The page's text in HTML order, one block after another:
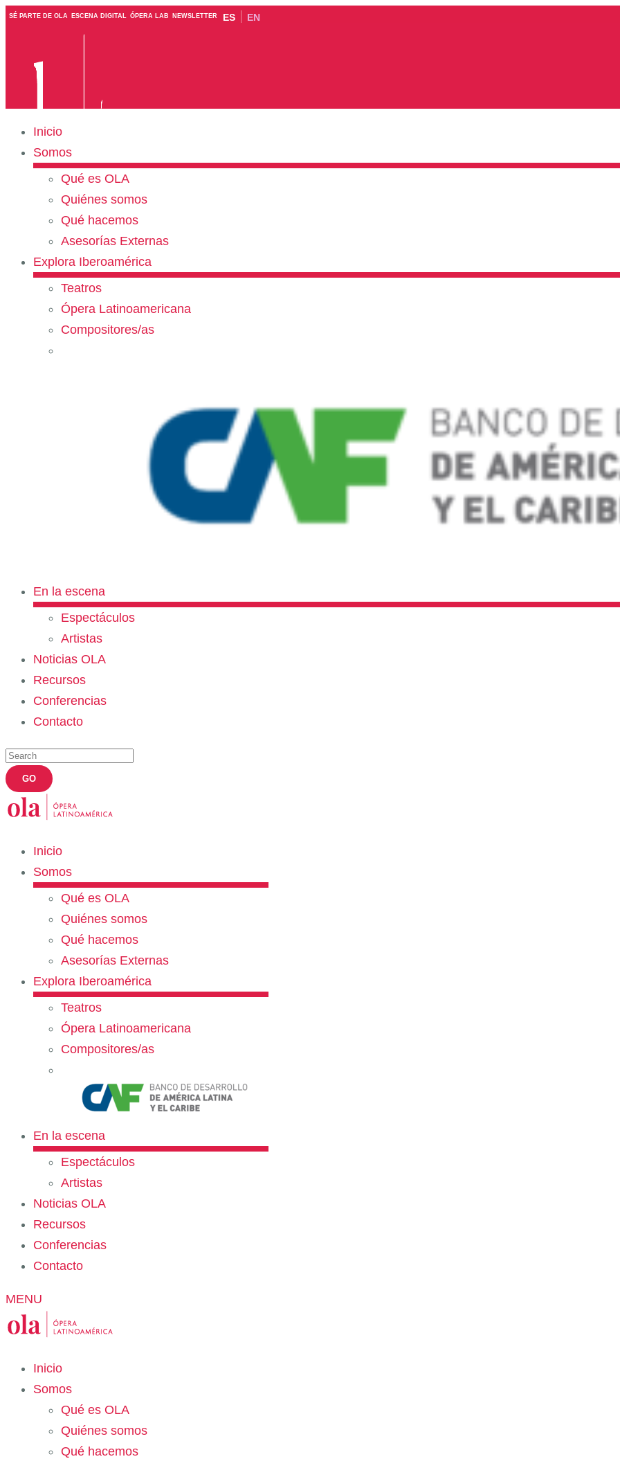
SÉ PARTE DE OLA ESCENA DIGITAL ÓPERA LAB NEWSLETTER ES EN
Inicio
Somos
Qué es OLA
Quiénes somos
Qué hacemos
Asesorías Externas
Explora Iberoamérica
Teatros
Ópera Latinoamericana
Compositores/as
En la escena
Espectáculos
Artistas
Noticias OLA
Recursos
Conferencias
Contacto
Inicio
Somos
Qué es OLA
Quiénes somos
Qué hacemos
Asesorías Externas
Explora Iberoamérica
Teatros
Ópera Latinoamericana
Compositores/as
En la escena
Espectáculos
Artistas
Noticias OLA
Recursos
Conferencias
Contacto
MENU
Inicio
Somos
Qué es OLA
Quiénes somos
Qué hacemos